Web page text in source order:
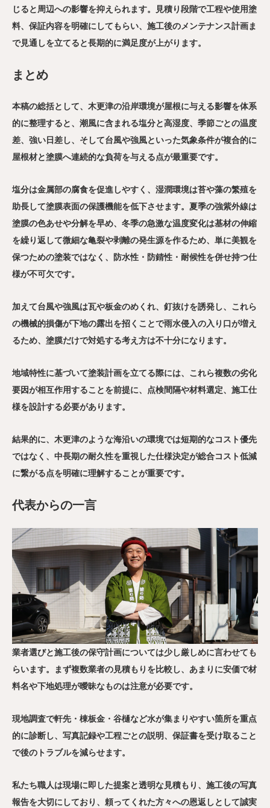
じると周辺への影響を抑えられます。見積り段階で工程や使用塗
料、保証内容を明確にしてもらい、施工後のメンテナンス計画ま
で見通しを立てると長期的に満足度が上がります。
まとめ
本稿の総括として、木更津の沿岸環境が屋根に与える影響を体系
的に整理すると、潮風に含まれる塩分と高湿度、季節ごとの温度
差、強い日差し、そして台風や強風といった気象条件が複合的に
屋根材と塗膜へ連続的な負荷を与える点が最重要です。
塩分は金属部の腐食を促進しやすく、湿潤環境は苔や藻の繁殖を
助長して塗膜表面の保護機能を低下させます。夏季の強紫外線は
塗膜の色あせや分解を早め、冬季の急激な温度変化は基材の伸縮
を繰り返して微細な亀裂や剥離の発生源を作るため、単に美観を
保つための塗装ではなく、防水性・防錆性・耐候性を併せ持つ仕
様が不可欠です。
加えて台風や強風は瓦や板金のめくれ、釘抜けを誘発し、これら
の機械的損傷が下地の露出を招くことで雨水侵入の入り口が増え
るため、塗膜だけで対処する考え方は不十分になります。
地域特性に基づいて塗装計画を立てる際には、これら複数の劣化
要因が相互作用することを前提に、点検間隔や材料選定、施工仕
様を設計する必要があります。
結果的に、木更津のような海沿いの環境では短期的なコスト優先
ではなく、中長期の耐久性を重視した仕様決定が総合コスト低減
に繋がる点を明確に理解することが重要です。
代表からの一言
業者選びと施工後の保守計画については少し厳しめに言わせても
らいます。まず複数業者の見積もりを比較し、あまりに安価で材
料名や下地処理が曖昧なものは注意が必要です。
現地調査で軒先・棟板金・谷樋など水が集まりやすい箇所を重点
的に診断し、写真記録や工程ごとの説明、保証書を受け取ること
で後のトラブルを減らせます。
私たち職人は現場に即した提案と透明な見積もり、施工後の写真
報告を大切にしており、頼ってくれた方々への恩返しとして誠実